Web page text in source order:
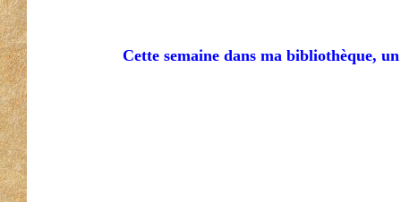
Cette semaine dans ma bibliothèque,